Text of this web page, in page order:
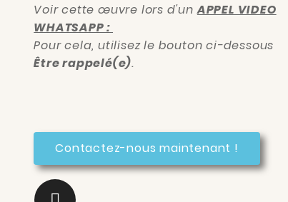
Voir cette œuvre lors d'unAPPEL VIDEO
WHATSAPP :
Pour cela, utilisez le bouton ci-dessous
Être rappelé(e).
Contactez-nous maintenant !